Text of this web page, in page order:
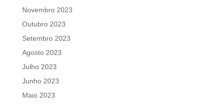
Novembro 2023
Outubro 2023
Setembro 2023
Agosto 2023
Julho 2023
Junho 2023
Maio 2023